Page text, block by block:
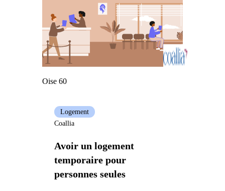
Oise 60
Avoir un logement
temporaire pour
personnes seules
Logement
Coallia